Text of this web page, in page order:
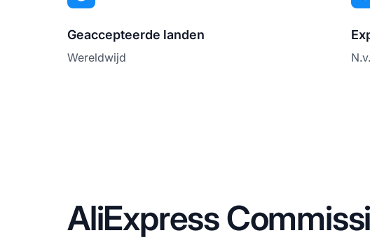
Geaccepteerde landen
Wereldwijd
AliExpress